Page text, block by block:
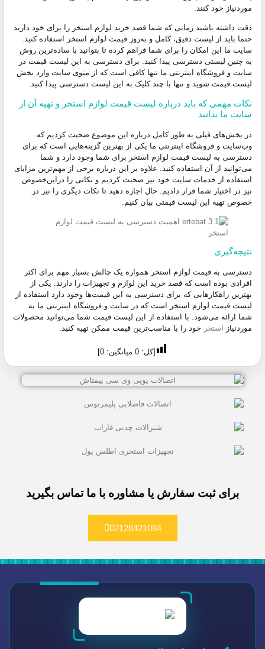
موردنیاز خود کنند.
دقت داشته باشید زمانی که شما قصد خرید لوازم استخر را برای خود دارید
حتما باید از لیست دقیق، کامل و به‌روز قیمت لوازم استخر استفاده کنید.
سایت ما این امکان را برای شما فراهم کرده تا بتوانید با ساده‌ترین روش
به چنین لیستی دسترسی پیدا کنید. برای دسترسی به این لیست قیمت در
سایت و فروشگاه اینترنتی ما تنها کافی است که از منوی سایت وارد بخش
لیست قیمت شوید و تنها با چند کلیک به این لیست دسترسی پیدا کنید.
نکات مهمی که باید درباره لیست قیمت لوازم استخر و تهیه آن از
سایت ما بدانید
در بخش‌های قبلی به طور کامل درباره این موضوع صحبت کردیم که
وب‌سایت و فروشگاه اینترنتی ما یکی از بهترین گزینه‌هایی است که برای
دسترسی به لیست قیمت لوازم استخر برای شما وجود دارد و شما
می‌توانید از آن استفاده کنید. علاوه بر این درباره برخی از مهم‌ترین مزایای
استفاده از خدمات سایت خود نیز صحبت کردیم و نکاتی را دراین‌خصوص
نیز در اختیار شما قرار دادیم. حال اجازه دهید تا نکات دیگری را نیز در
خصوص تهیه این لیست قیمتی بیان کنیم.
نتیجه‌گیری
دسترسی به قیمت لوازم استخر همواره یک چالش بسیار مهم برای اکثر
افرادی بوده است که قصد خرید این لوازم و تجهیزات را دارند. یکی از
بهترین راهکارهایی که برای دسترسی به این قیمت‌ها وجود دارد استفاده از
لیست قیمت لوازم استخر است که در سایت و فروشگاه اینترنتی ما به
شما ارائه می‌شود. با استفاده از این لیست قیمت شما می‌توانید محصولات
موردنیاز
استخر خود را با مناسب‌ترین قیمت ممکن تهیه کنید.
[کل: 0 میانگین: 0
]
برای ثبت سفارش یا مشاوره با ما تماس بگیرید
02128421084